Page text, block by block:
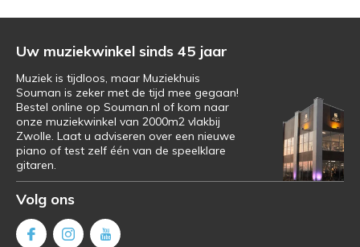
Uw muziekwinkel sinds 45 jaar
Muziek is tijdloos, maar Muziekhuis
Souman is zeker met de tijd mee gegaan!
Bestel online op Souman.nl of kom naar
onze muziekwinkel van 2000m2 vlakbij
Zwolle. Laat u adviseren over een nieuwe
piano of test zelf één van de speelklare
gitaren.
Volg ons